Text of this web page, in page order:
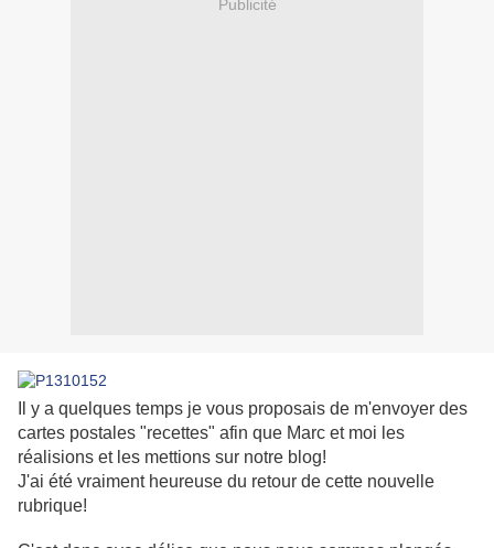
Publicité
Il y a quelques temps je vous proposais de m'envoyer des
cartes postales "recettes" afin que Marc et moi les
réalisions et les mettions sur notre blog!
J'ai été vraiment heureuse du retour de cette nouvelle
rubrique!